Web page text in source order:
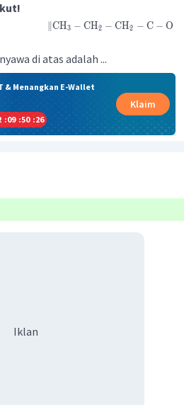
CH3 − CH2 − CH2 − C − O
di atas adalah ...
& Menangkan E-Wallet
:09 :50 :26
Klaim
Iklan